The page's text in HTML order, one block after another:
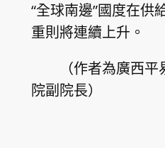
“全球南邊”國度在供
重則將連續上升。
（作者為廣西
院副院長）